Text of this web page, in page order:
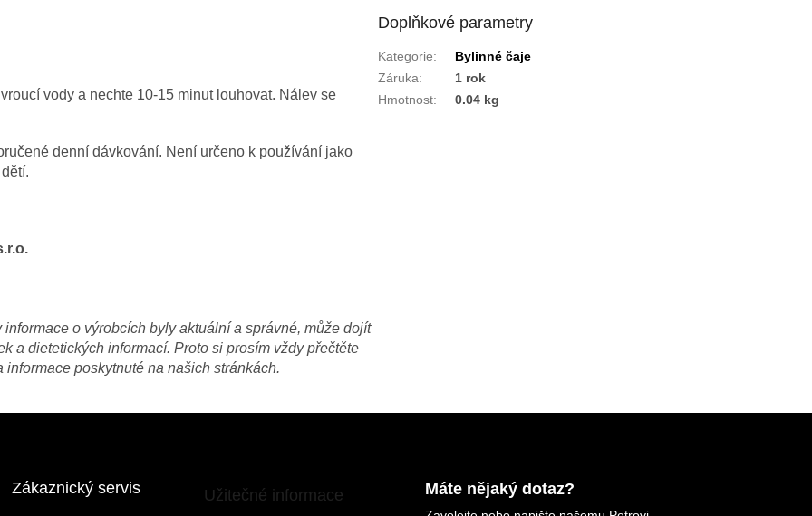
vody a nechte 10-15 minut louhovat. Nálev se
denní dávkování. Není určeno k používání jako
o výrobcích byly aktuální a správné, může dojít
a dietetických informací. Proto si prosím vždy přečtěte
poskytnuté na našich stránkách.
Doplňkové parametry
Kategorie:
Bylinné čaje
Záruka:
1 rok
Hmotnost: 0.04 kg
Zákaznický servis Užitečné informace Máte nějaký dotaz?